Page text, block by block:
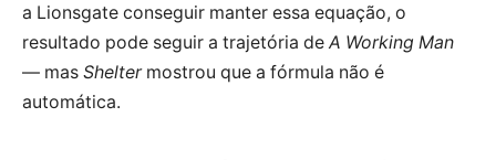
a Lionsgate conseguir manter essa equação, o
resultado pode seguir a trajetória de A Working Man
— mas Sheltermostrou que a fórmula não é
automática.